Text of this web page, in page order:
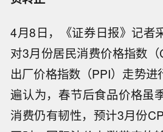
4月8日，《证券日报》记者
对3月份居民消费价格指数
出厂价格指数（PPI）走势
遍认为，春节后食品价格虽
消费仍有韧性，预计3月份